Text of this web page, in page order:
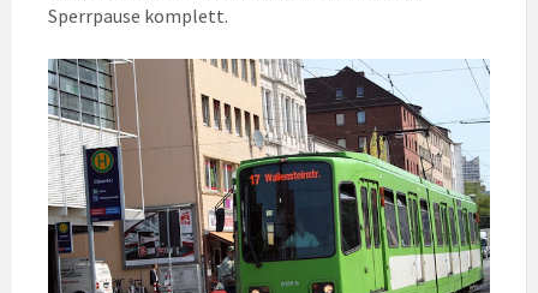
Sperrpause komplett.